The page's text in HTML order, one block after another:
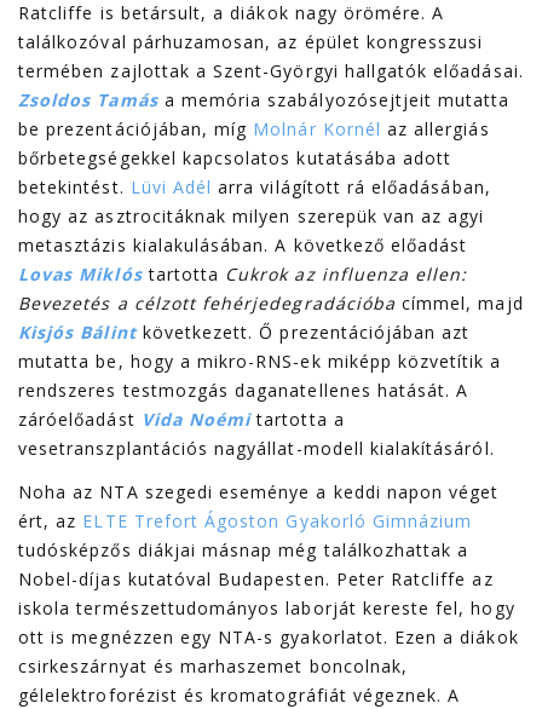
Ratcliffe is betársult, a diákok nagy örömére. A
találkozóval párhuzamosan, az épület kongresszusi
termében zajlottak a Szent-Györgyi hallgatók előadásai.
Zsoldos Tamása memória szabályozósejtjeit mutatta
be prezentációjában, míg Molnár Kornél az allergiás
bőrbetegségekkel kapcsolatos kutatásába adott
betekintést. Lüvi Adélarra világított rá előadásában,
hogy az asztrocitáknak milyen szerepük van az agyi
metasztázis kialakulásában. A következő előadást
Lovas Miklóstartotta Cukrok az influenza ellen:
Bevezetés a célzott fehérjedegradációba címmel, majd
Kisjós Bálintkövetkezett. Ő prezentációjában azt
mutatta be, hogy a mikro-RNS-ek miképp közvetítik a
rendszeres testmozgás daganatellenes hatását. A
záróelőadást Vida Noémitartotta a
vesetranszplantációs nagyállat-modell kialakításáról.
Noha az NTA szegedi eseménye a keddi napon véget
ért, az ELTE Trefort Ágoston Gyakorló Gimnázium
tudósképzős diákjai másnap még találkozhattak a
Nobel-díjas kutatóval Budapesten. Peter Ratcliffe az
iskola természettudományos laborját kereste fel, hogy
ott is megnézzen egy NTA-s gyakorlatot. Ezen a diákok
csirkeszárnyat és marhaszemet boncolnak,
gélelektroforézist és kromatográfiát végeznek. A